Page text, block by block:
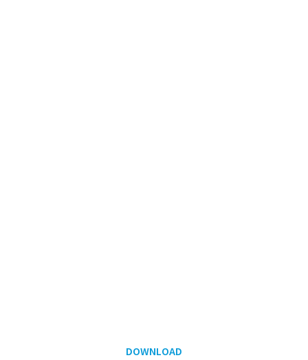
DOWNLOAD